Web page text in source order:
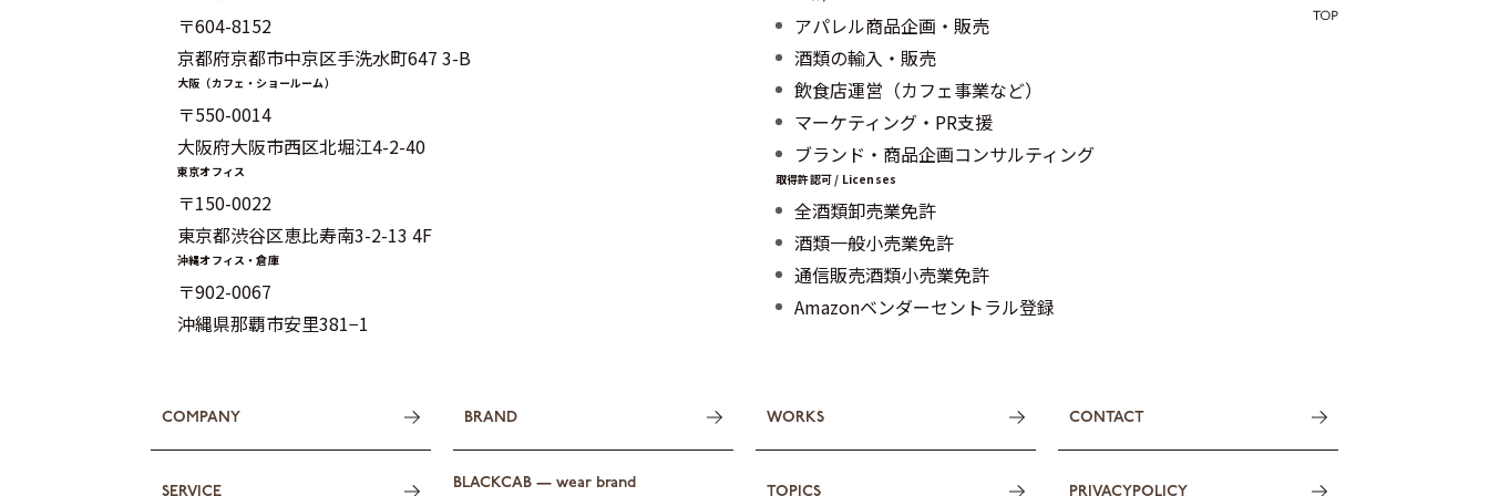
〒604-8152
京都府京都市中京区手洗水町647 3-B
大阪（カフェ・ショールーム）
〒550-0014
大阪府大阪市西区北堀江4-2-40
東京オフィス
〒150-0022
東京都渋谷区恵比寿南3-2-13 4F
沖縄オフィス・倉庫
〒902-0067
沖縄県那覇市安里381−1
アパレル商品企画・販売
酒類の輸入・販売
飲食店運営（カフェ事業など）
マーケティング・PR支援
ブランド・商品企画コンサルティング
取得許認可 / Licenses
全酒類卸売業免許
酒類一般小売業免許
通信販売酒類小売業免許
Amazonベンダーセントラル登録
COMPANY
SERVICE
BRAND
BLACKCAB — wear brand
WORKS
TOPICS
CONTACT
PRIVACYPOLICY